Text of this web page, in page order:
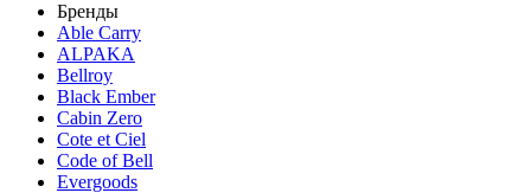
Бренды
Able Carry
ALPAKA
Bellroy
Black Ember
Cabin Zero
Cote et Ciel
Code of Bell
Evergoods